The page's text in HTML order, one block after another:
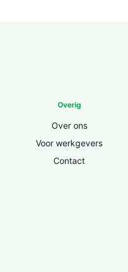
Overig
Over ons
Voor werkgevers
Contact